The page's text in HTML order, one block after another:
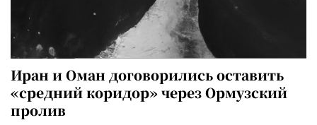
Иран и Оман договорились оставить
«средний коридор» через Ормузский
пролив